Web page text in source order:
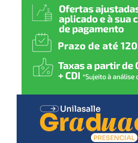
atendimento
humanizado,
rede de proteção
Santa Rita”,
Solange Lewandoski Laubine,
oferece melhores condições para o
trabalho das equipes responsáveis